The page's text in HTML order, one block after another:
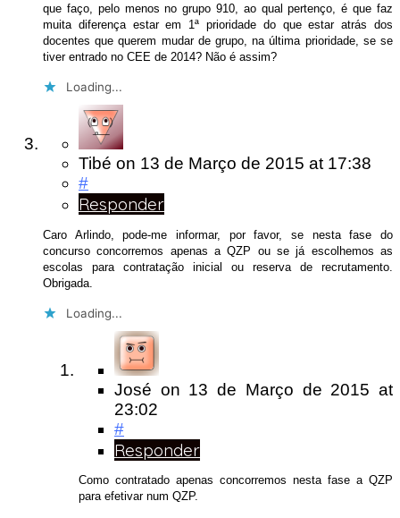
que faço, pelo menos no grupo 910, ao qual pertenço, é que faz
muita diferença estar em 1ª prioridade do que estar atrás dos
docentes que querem mudar de grupo, na última prioridade, se se
tiver entrado no CEE de 2014? Não é assim?
Loading...
Tibé on 13 de Março de 2015 at 17:38
#
Responder
Caro Arlindo, pode-me informar, por favor, se nesta fase do
concurso concorremos apenas a QZP ou se já escolhemos as
escolas para contratação inicial ou reserva de recrutamento.
Obrigada.
Loading...
José on 13 de Março de 2015at
23:02
#
Responder
Como contratado apenas concorremos nesta fase a QZP
para efetivar num QZP.